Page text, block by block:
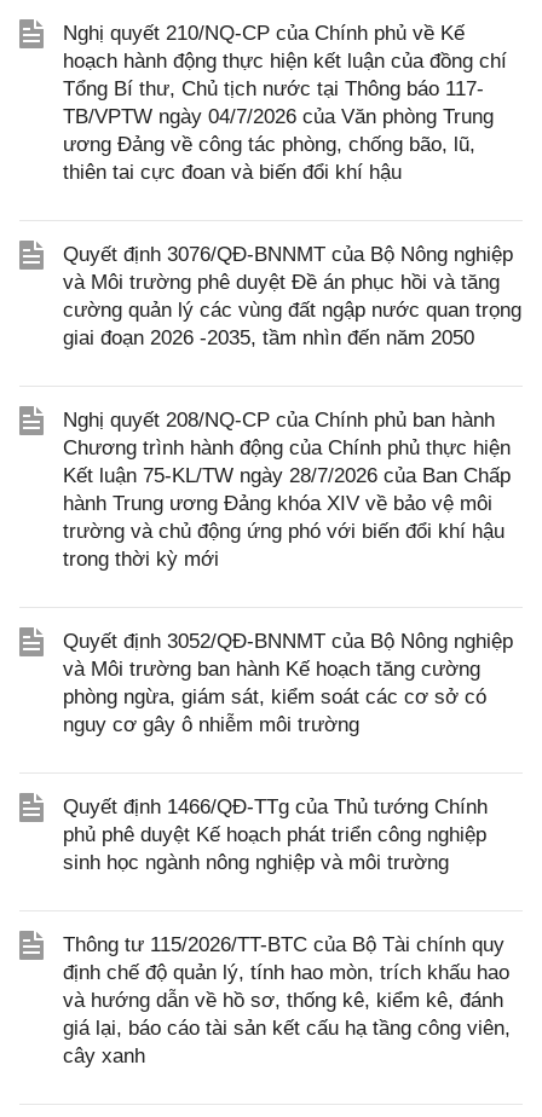
Nghị quyết 210/NQ-CP của Chính phủ về Kế
hoạch hành động thực hiện kết luận của đồng chí
Tổng Bí thư, Chủ tịch nước tại Thông báo 117-
TB/VPTW ngày 04/7/2026 của Văn phòng Trung
ương Đảng về công tác phòng, chống bão, lũ,
thiên tai cực đoan và biến đổi khí hậu
Quyết định 3076/QĐ-BNNMT của Bộ Nông nghiệp
và Môi trường phê duyệt Đề án phục hồi và tăng
cường quản lý các vùng đất ngập nước quan trọng
giai đoạn 2026 -2035, tầm nhìn đến năm 2050
Nghị quyết 208/NQ-CP của Chính phủ ban hành
Chương trình hành động của Chính phủ thực hiện
Kết luận 75-KL/TW ngày 28/7/2026 của Ban Chấp
hành Trung ương Đảng khóa XIV về bảo vệ môi
trường và chủ động ứng phó với biến đổi khí hậu
trong thời kỳ mới
Quyết định 3052/QĐ-BNNMT của Bộ Nông nghiệp
và Môi trường ban hành Kế hoạch tăng cường
phòng ngừa, giám sát, kiểm soát các cơ sở có
nguy cơ gây ô nhiễm môi trường
Quyết định 1466/QĐ-TTg của Thủ tướng Chính
phủ phê duyệt Kế hoạch phát triển công nghiệp
sinh học ngành nông nghiệp và môi trường
Thông tư 115/2026/TT-BTC của Bộ Tài chính quy
định chế độ quản lý, tính hao mòn, trích khấu hao
và hướng dẫn về hồ sơ, thống kê, kiểm kê, đánh
giá lại, báo cáo tài sản kết cấu hạ tầng công viên,
cây xanh